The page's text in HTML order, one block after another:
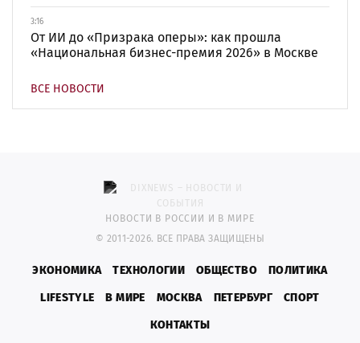
3:16
От ИИ до «Призрака оперы»: как прошла
«Национальная бизнес-премия 2026» в Москве
ВСЕ НОВОСТИ
НОВОСТИ В РОССИИ И В МИРЕ
© 2011-2026. ВСЕ ПРАВА ЗАЩИЩЕНЫ
ЭКОНОМИКА ТЕХНОЛОГИИ ОБЩЕСТВО
ПОЛИТИКА
LIFESTYLE
В МИРЕ МОСКВА ПЕТЕРБУРГ
СПОРТ
КОНТАКТЫ